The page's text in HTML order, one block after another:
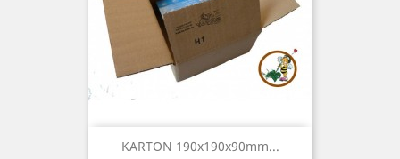
KARTON 190x190x90mm...